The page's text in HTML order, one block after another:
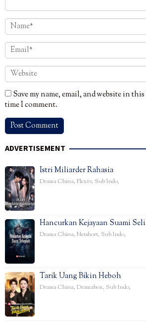
Save my name, email, and website in
time I comment.
ADVERTISEMENT
Istri Miliarder Rahasia
Drama China, Flextv, Sub Indo,
Hancurkan Kejayaan Suami
Drama China, Netshort, Sub Indo,
Tarik Uang Bikin Heboh
Drama China, Dramabox, Sub Indo,